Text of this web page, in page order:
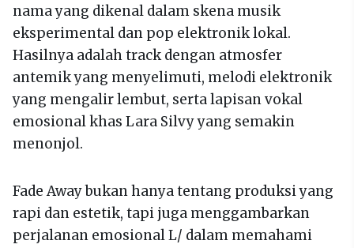
nama yang dikenal dalam skena musik
eksperimental dan pop elektronik lokal.
Hasilnya adalah track dengan atmosfer
antemik yang menyelimuti, melodi elektronik
yang mengalir lembut, serta lapisan vokal
emosional khas Lara Silvy yang semakin
menonjol.
Fade Away bukan hanya tentang produksi yang
rapi dan estetik, tapi juga menggambarkan
perjalanan emosional L/ dalam memahami